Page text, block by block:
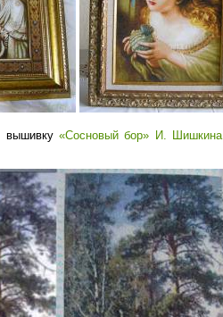
вышивку«Сосновый бор» И. Шишкина